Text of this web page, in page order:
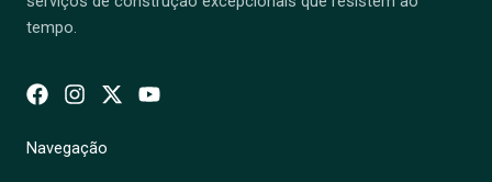
tempo.
Navegação